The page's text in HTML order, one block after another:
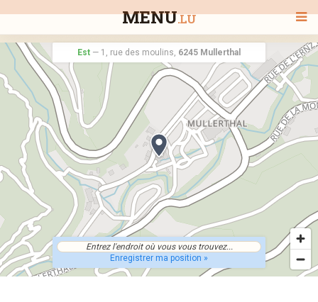
MENU.LU
BIENVENUE
TOUS LES RESTAURANTS
RECHERCHER UN RESTAURANT
Est — 1, rue des moulins, 6245 Mullerthal
Enregistrer ma position »